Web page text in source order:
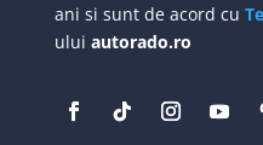
ani si sunt de acord cu
ului autorado.ro